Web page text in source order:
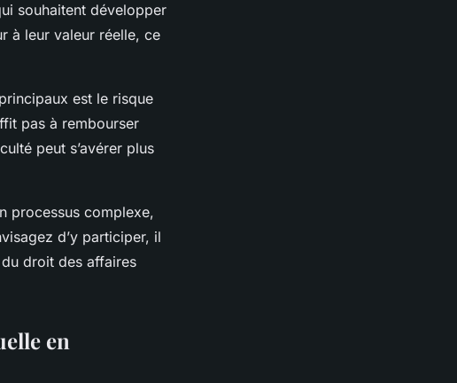
souhaitent développer
à leur valeur réelle, ce
est le risque
pas à rembourser
peut s’avérer plus
processus complexe,
d’y participer, il
droit des affaires
en